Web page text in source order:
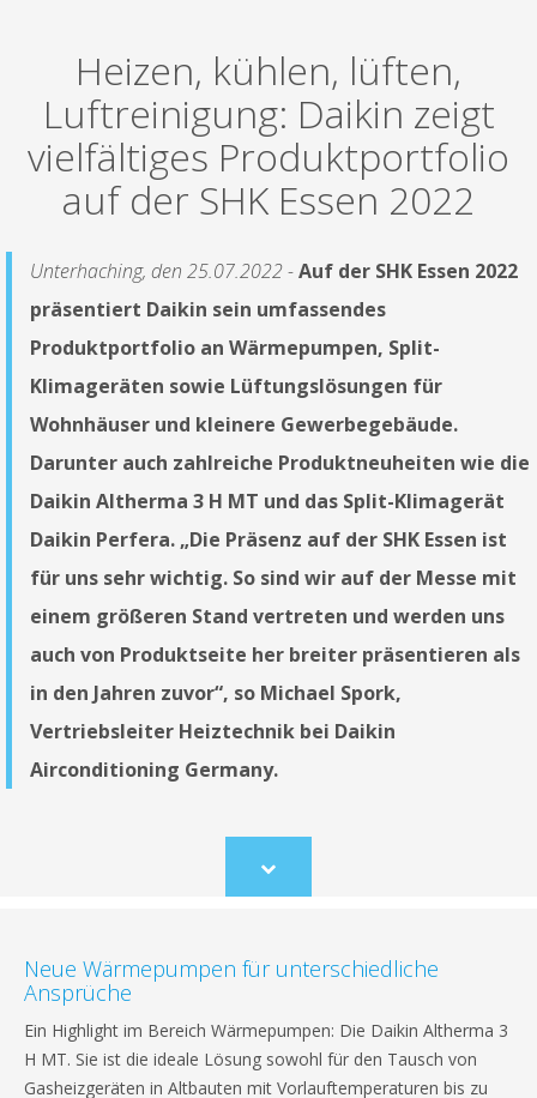
Heizen, kühlen, lüften,
Luftreinigung: Daikin zeigt
vielfältiges Produktportfolio
auf der SHK Essen 2022
Unterhaching, den 25.07.2022 -Auf der SHK Essen 2022
präsentiert Daikin sein umfassendes
Produktportfolio an Wärmepumpen, Split-
Klimageräten sowie Lüftungslösungen für
Wohnhäuser und kleinere Gewerbegebäude.
Darunter auch zahlreiche Produktneuheiten wie die
Daikin Altherma 3 H MT und das Split-Klimagerät
Daikin Perfera. „Die Präsenz auf der SHK Essen ist
für uns sehr wichtig. So sind wir auf der Messe mit
einem größeren Stand vertreten und werden uns
auch von Produktseite her breiter präsentieren als
in den Jahren zuvor“, so Michael Spork,
Vertriebsleiter Heiztechnik bei Daikin
Airconditioning Germany.
Scroll
to
Neue Wärmepumpen für unterschiedliche
Ansprüche
Ein Highlight im Bereich Wärmepumpen: Die Daikin Altherma 3
H MT. Sie ist die ideale Lösung sowohl für den Tausch von
Gasheizgeräten in Altbauten mit Vorlauftemperaturen bis zu